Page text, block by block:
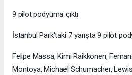
9 pilot podyuma çıktı
İstanbul Park'taki 7 yarışta 9 pilot
Felipe Massa, Kimi Raikkonen,
Montoya, Michael Schumacher,